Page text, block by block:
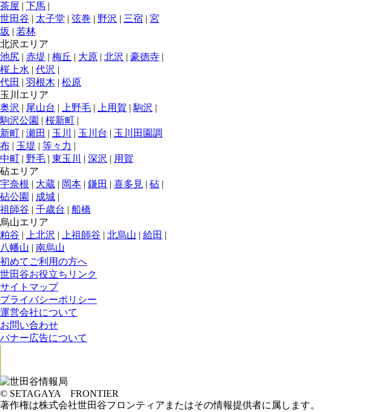
茶屋 | 下馬 |
世田谷 | 太子堂 | 弦巻 | 野沢 | 三宿 | 宮
坂 | 若林
北沢エリア
池尻 | 赤堤 | 梅丘 | 大原 | 北沢 | 豪徳寺 |
桜上水 | 代沢 |
代田 | 羽根木 | 松原
玉川エリア
奥沢 | 尾山台 | 上野毛 | 上用賀 | 駒沢 |
駒沢公園 | 桜新町 |
新町 | 瀬田 | 玉川 | 玉川台 | 玉川田園調
布 | 玉堤 | 等々力 |
中町 | 野毛 | 東玉川 | 深沢 | 用賀
砧エリア
宇奈根 | 大蔵 | 岡本 | 鎌田 | 喜多見 | 砧 |
砧公園 | 成城 |
祖師谷 | 千歳台 | 船橋
烏山エリア
粕谷 | 上北沢 | 上祖師谷 | 北烏山 | 給田 |
八幡山 | 南烏山
初めてご利用の方へ
世田谷お役立ちリンク
サイトマップ
プライバシーポリシー
運営会社について
お問い合わせ
バナー広告について
© SETAGAYA FRONTIER
著作権は株式会社世田谷フロンティアまたはその情報提供者に属します。